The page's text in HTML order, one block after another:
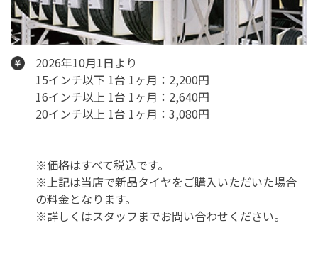
2026年10月1日より
15インチ以下 1台 1ヶ月：2,200円
16インチ以上 1台 1ヶ月：2,640円
20インチ以上 1台 1ヶ月：3,080円
※価格はすべて税込です。
※上記は当店で新品タイヤをご購入いただいた場合
の料金となります。
※詳しくはスタッフまでお問い合わせください。